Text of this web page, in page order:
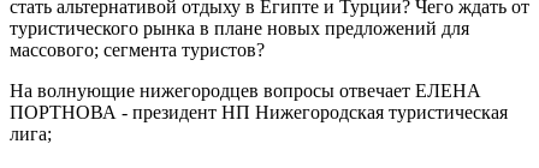
стать альтернативой отдыху в Египте и Турции? Чего ждать от
туристического рынка в плане новых предложений для
массового; сегмента туристов?
На волнующие нижегородцев вопросы отвечает ЕЛЕНА
ПОРТНОВА - президент НП Нижегородская туристическая
лига;